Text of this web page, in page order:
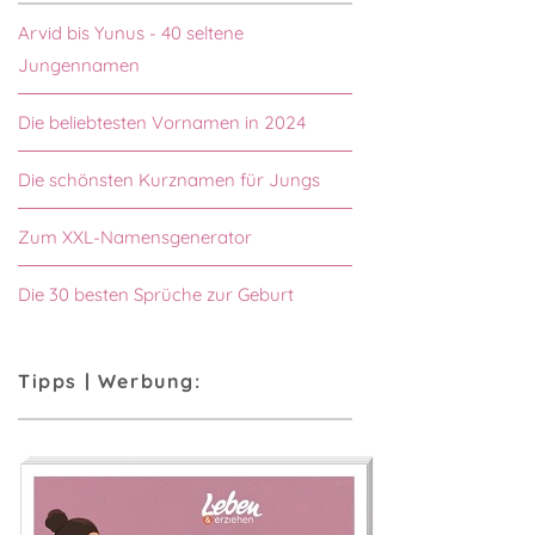
Arvid bis Yunus - 40 seltene
Jungennamen
Die beliebtesten Vornamen in 2024
Die schönsten Kurznamen für Jungs
Zum XXL-Namensgenerator
Die 30 besten Sprüche zur Geburt
Tipps | Werbung: